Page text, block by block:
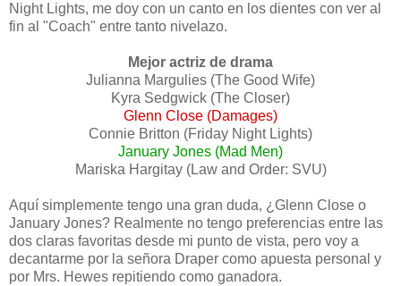
Night Lights, me doy con un canto en los dientes con ver al
fin al "Coach" entre tanto nivelazo.
Mejor actriz de drama
Julianna Margulies (The Good Wife)
Kyra Sedgwick (The Closer)
Glenn Close (Damages)
Connie Britton (Friday Night Lights)
January Jones (Mad Men)
Mariska Hargitay (Law and Order: SVU)
Aquí simplemente tengo una gran duda, ¿Glenn Close o
January Jones? Realmente no tengo preferencias entre las
dos claras favoritas desde mi punto de vista, pero voy a
decantarme por la señora Draper como apuesta personal y
por Mrs. Hewes repitiendo como ganadora.